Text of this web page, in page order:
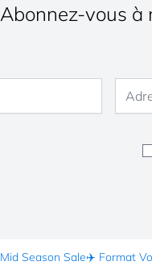
Abonnez-vous à
Mid Season Sale✈️ Format